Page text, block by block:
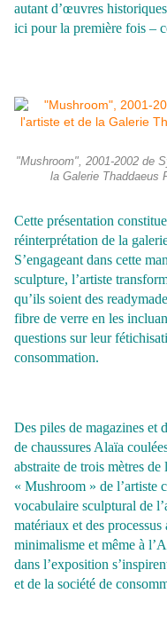
autant d’œuvres
ici pour la première fois –
"Mushroom", 2001-2002 de
la Galerie Thaddaeus
Cette présentation
réinterprétation de la
S’engageant dans cette
sculpture, l’artiste
qu’ils soient des
fibre de verre en les
questions sur leur
consommation.
Des piles de magazines et
de chaussures Alaïa
abstraite de trois mètres
« Mushroom » de l’artiste
vocabulaire sculptural de
matériaux et des
minimalisme et même à
dans l’exposition
et de la société de